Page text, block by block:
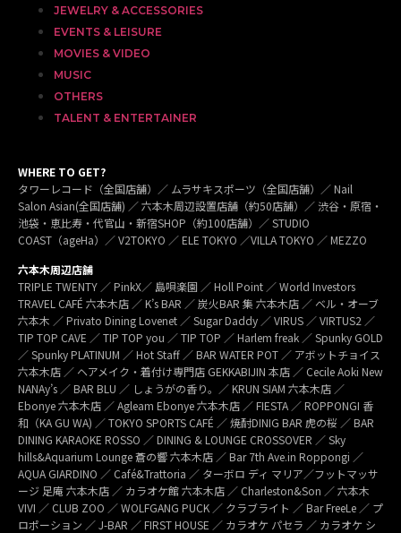
JEWELRY & ACCESSORIES
EVENTS & LEISURE
MOVIES & VIDEO
MUSIC
OTHERS
TALENT & ENTERTAINER
WHERE TO GET?
タワーレコード（全国店舗）／ ムラサキスポーツ（全国店舗）／ Nail
Salon Asian(全国店舗) ／ 六本木周辺設置店舗（約50店舗）／ 渋谷・原宿・
池袋・恵比寿・代官山・新宿SHOP（約100店舗）／ STUDIO
COAST（ageHa）／ V2TOKYO ／ ELE TOKYO ／VILLA TOKYO ／ MEZZO
六本木周辺店舗
TRIPLE TWENTY ／ PinkX／ 島唄楽園 ／ Holl Point ／ World Investors
TRAVEL CAFÉ 六本木店 ／ K’s BAR ／ 炭火BAR 集 六本木店 ／ ベル・オーブ
六本木 ／ Privato Dining Lovenet ／ Sugar Daddy ／ VIRUS ／ VIRTUS2 ／
TIP TOP CAVE ／ TIP TOP you ／ TIP TOP ／ Harlem freak ／ Spunky GOLD
／ Spunky PLATINUM ／ Hot Staff ／ BAR WATER POT ／ アボットチョイス
六本木店 ／ ヘアメイク・着付け専門店 GEKKABIJIN 本店 ／ Cecile Aoki New
NANAy’s ／ BAR BLU ／ しょうがの香り。／ KRUN SIAM 六本木店 ／
Ebonye 六本木店 ／ Agleam Ebonye 六本木店 ／ FIESTA ／ ROPPONGI 香
和（KA GU WA) ／ TOKYO SPORTS CAFÉ ／ 焼酎DINIG BAR 虎の桜 ／ BAR
DINING KARAOKE ROSSO ／ DINING & LOUNGE CROSSOVER ／ Sky
hills&Aquarium Lounge 蒼の響 六本木店 ／ Bar 7th Ave.in Roppongi ／
AQUA GIARDINO ／ Café&Trattoria ／ ターボロ ディ マリア／フットマッサ
ージ 足庵 六本木店 ／ カラオケ館 六本木店 ／ Charleston&Son ／ 六本木
VIVI ／ CLUB ZOO ／ WOLFGANG PUCK ／ クラブライト ／ Bar FreeLe ／ プ
ロポーション ／ J-BAR ／ FIRST HOUSE ／ カラオケ パセラ ／ カラオケ シ